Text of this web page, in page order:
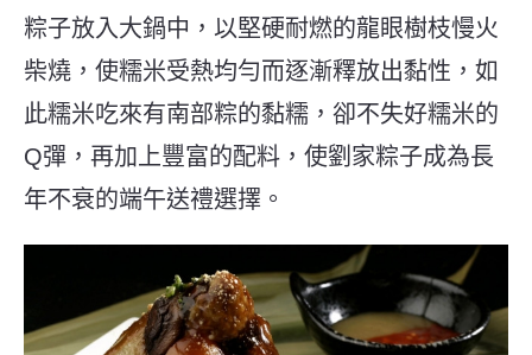
粽子放入大鍋中，以堅硬耐燃的龍眼樹枝慢火
柴燒，使糯米受熱均勻而逐漸釋放出黏性，如
此糯米吃來有南部粽的黏糯，卻不失好糯米的
Q彈，再加上豐富的配料，使劉家粽子成為長
年不衰的端午送禮選擇。